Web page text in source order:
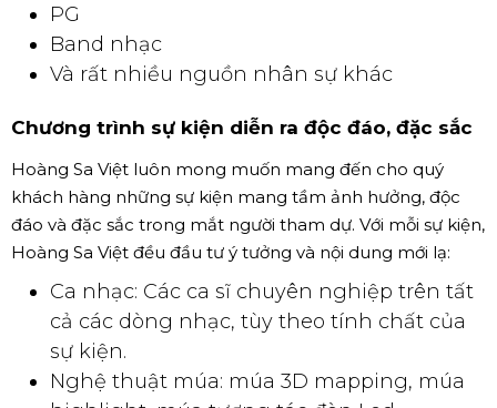
PG
Band nhạc
Và rất nhiều nguồn nhân sự khác
Chương trình sự kiện diễn ra độc đáo, đặc sắc
Hoàng Sa Việt luôn mong muốn mang đến cho quý
khách hàng những sự kiện mang tầm ảnh hưởng, độc
đáo và đặc sắc trong mắt người tham dự. Với mỗi sự kiện,
Hoàng Sa Việt đều đầu tư ý tưởng và nội dung mới lạ:
Ca nhạc: Các ca sĩ chuyên nghiệp trên tất
cả các dòng nhạc, tùy theo tính chất của
sự kiện.
Nghệ thuật múa: múa 3D mapping, múa